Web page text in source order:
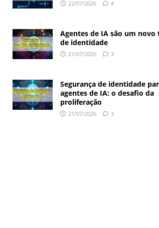
22/07/2026 4
Agentes de IA são um novo
de identidade
21/07/2026 3
Segurança de identidade
agentes de IA: o desafio da
proliferação
21/07/2026 3